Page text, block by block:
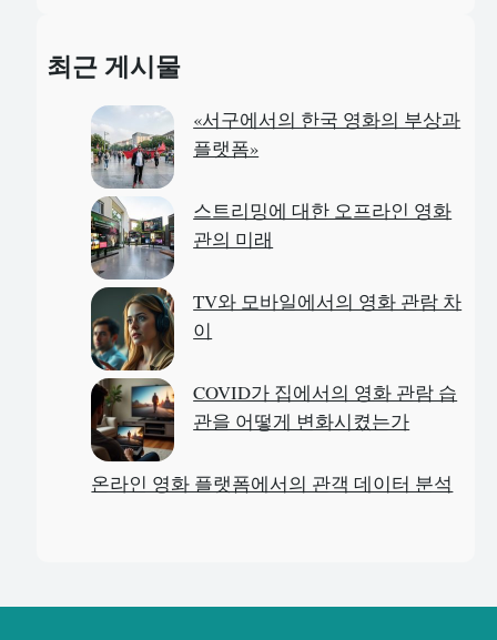
r
최근 게시물
«서구에서의 한국 영화의 부상과
플랫폼»
스트리밍에 대한 오프라인 영화
관의 미래
TV와 모바일에서의 영화 관람 차
이
COVID가 집에서의 영화 관람 습
관을 어떻게 변화시켰는가
온라인 영화 플랫폼에서의 관객 데이터 분석